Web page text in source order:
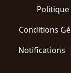
Conditions
Notifications |